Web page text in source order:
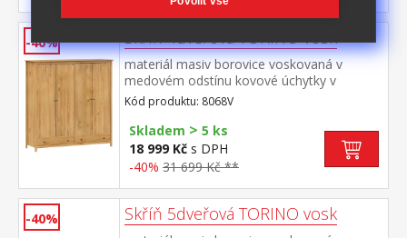
-40% Skříň 4dveřová TORINO vosk
materiál masiv borovice voskovaná v
medovém odstínu kovové úchytky v
barevném provedení černěná
mosaz prostor dělený na poloviny v levé
polovině šatní tyč a police na klobouky v
pravé polovině 3 police ve spodní části 2
zásuvky s kovovými pojezdy doporučený
Kód produktu: 8068V
Skladem > 5 ks
18 999 Kč s DPH
-40% 31 699 Kč **
-40% Skříň 5dveřová TORINO vosk